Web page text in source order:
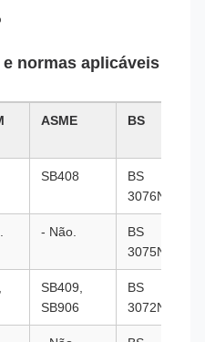
normas aplicáveis
ASME BS
SB408
BS
3076NA15
- Não.
BS
3075NA15
SB409,
SB906
BS
3072NA15